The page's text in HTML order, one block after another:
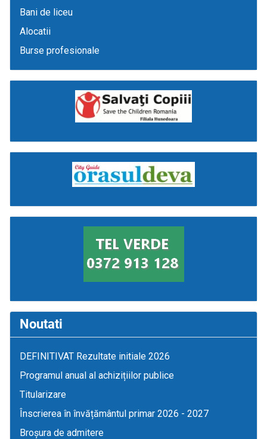
Bani de liceu
Alocatii
Burse profesionale
Noutati
DEFINITIVAT Rezultate initiale 2026
Programul anual al achizițiilor publice
Titularizare
Înscrierea în învățământul primar 2026 - 2027
Broșura de admitere